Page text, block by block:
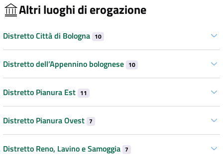
Altri luoghi di erogazione
Distretto Città di Bologna 10
Distretto dell’Appennino bolognese 10
Distretto Pianura Est 11
Distretto Pianura Ovest 7
Distretto Reno, Lavino e Samoggia 7